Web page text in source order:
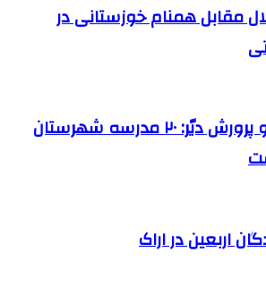
مقابل همنام خوزستانی در
مدیر آموزش و پرورش دیّر: ۲۰ مدرسه شهرستان
اربعین در اراک